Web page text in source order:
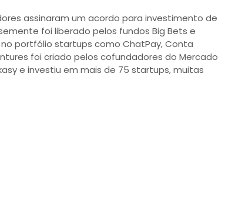
assinaram um acordo para investimento de
foi liberado pelos fundos Big Bets e
no portfólio startups como ChatPay, Conta
foi criado pelos cofundadores do Mercado
e investiu em mais de 75 startups, muitas